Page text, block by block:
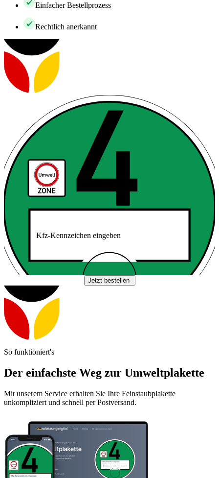
Einfacher Bestellprozess
Rechtlich anerkannt
Kfz-Kennzeichen eingeben
Jetzt bestellen
So funktioniert's
Der einfachste Weg zur Umweltplakette
Mit unserem Service erhalten Sie Ihre Feinstaubplakette
unkompliziert und schnell per Postversand.